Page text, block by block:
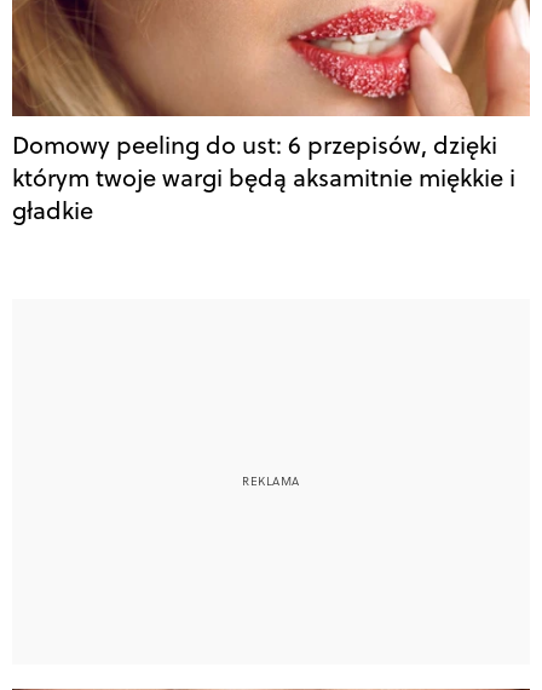
Domowy peeling do ust: 6 przepisów, dzięki
którym twoje wargi będą aksamitnie miękkie i
gładkie